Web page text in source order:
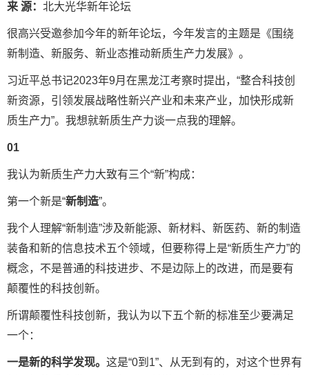
来 源： 北大光华新年论坛
很高兴受邀参加今年的新年论坛，今年发言的主题是《围绕
新制造、新服务、新业态推动新质生产力发展》。
习近平总书记2023年9月在黑龙江考察时提出，“整合科技创
新资源，引领发展战略性新兴产业和未来产业，加快形成新
质生产力”。我想就新质生产力谈一点我的理解。
01
我认为新质生产力大致有三个“新”构成：
第一个新是“新制造”。
我个人理解“新制造”涉及新能源、新材料、新医药、新的制造
装备和新的信息技术五个领域，但要称得上是“新质生产力”的
概念，不是普通的科技进步、不是边际上的改进，而是要有
颠覆性的科技创新。
所谓颠覆性科技创新，我认为以下五个新的标准至少要满足
一个：
一是新的科学发现。 这是“0到1”、从无到有的，对这个世界有